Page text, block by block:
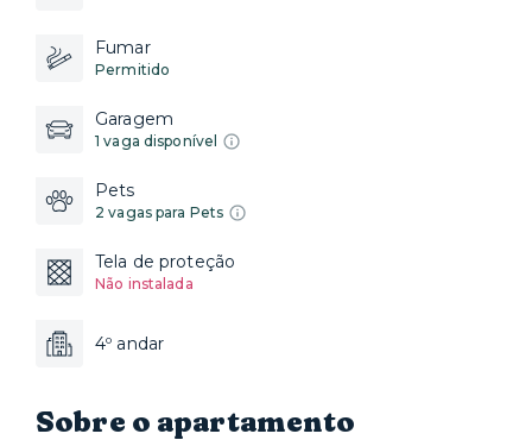
Fumar
Permitido
Garagem
1 vaga disponível
Pets
2 vagas para Pets
Tela de proteção
Não instalada
4º andar
Sobre o apartamento